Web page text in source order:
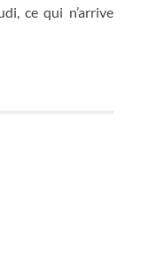
ce qui n’arrive